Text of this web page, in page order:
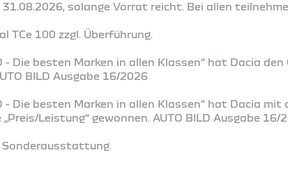
solange Vorrat reicht. Bei allen
TCe 100 zzgl. Überführung.
- Die besten Marken in allen Klassen“ hat Dacia
BILD Ausgabe 16/2026
- Die besten Marken in allen Klassen“ hat Dacia mit
„Preis/Leistung“ gewonnen. AUTO BILD Ausgabe 16/
Sonderausstattung.